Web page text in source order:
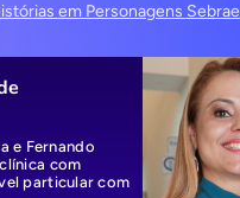
em Personagens Sebrae
e Fernando
com
particular com